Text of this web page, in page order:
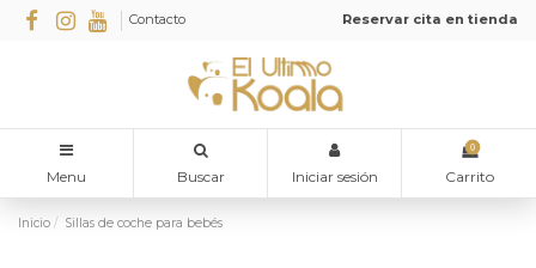
Contacto Reservar cita en tienda
Menu Buscar Iniciar sesión
0
Carrito
Inicio Sillas de coche para bebés